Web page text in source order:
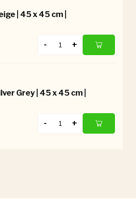
| 45 x 45 cm |
- +
Grey | 45 x 45 cm |
- +